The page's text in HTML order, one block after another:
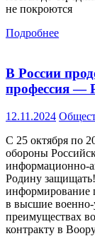
не покроются
Подробнее
В России
профессия —
12.11.2024
С 25 октября по
обороны
информационно-
Родину
информирование
в высшие
преимуществах
контракту в